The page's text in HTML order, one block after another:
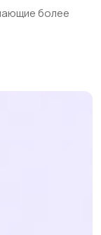
более